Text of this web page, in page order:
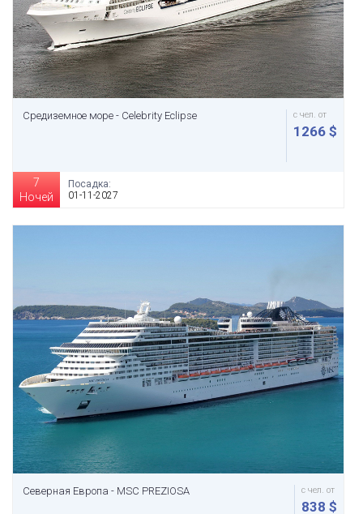
Средиземное море - Celebrity Eclipse с чел. от
1266 $
7
Ночей
Посадка:
01-11-2027
Северная Европа - MSC PREZIOSA с чел. от
838 $